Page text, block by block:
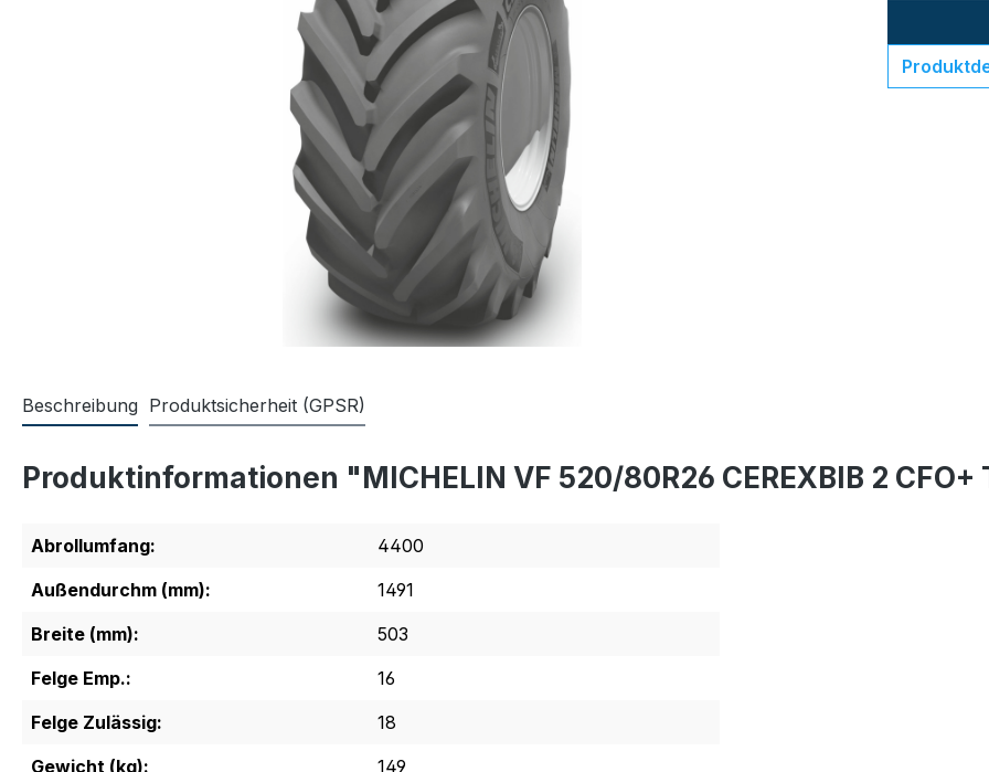
Beschreibung Produktsicherheit (GPSR)
Produktinformationen "MICHELIN VF 520/80R26 CEREXBIB 2 CFO+
Abrollumfang:
4400
Außendurchm (mm):
1491
Breite (mm):
503
Felge Emp.:
16
Felge Zulässig:
18
Gewicht (kg):
149